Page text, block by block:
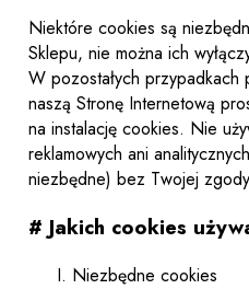
Niektóre cookies są
Sklepu, nie można ich
W pozostałych przypadkach
naszą Stronę Internetową
na instalację cookies. Nie
reklamowych ani
niezbędne) bez Twojej
# Jakich cookies
Niezbędne cookies